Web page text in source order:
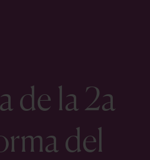
de la 2a
del